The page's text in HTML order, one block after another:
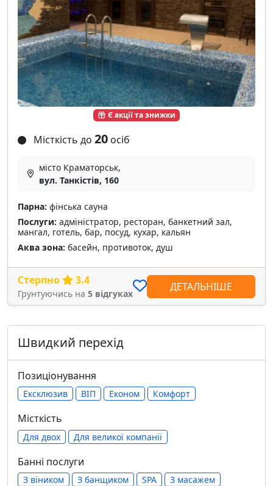
Є акції та знижки
Місткість до 20 осіб
місто Краматорськ,
вул. Танкістів, 160
Парна: фінська сауна
Послуги: адміністратор, ресторан, банкетний зал,
мангал, готель, бар, посуд, кухар, кальян
Аква зона: басейн, противоток, душ
Стерпно 3.4
Грунтуючись на 5 відгуках
ДЕТАЛЬНІШЕ
Швидкий перехід
Позиціонування
Ексклюзив ВІП Економ Комфорт
Місткість
Для двох Для великої компанії
Банні послуги
З віником З банщиком SPA З масажем